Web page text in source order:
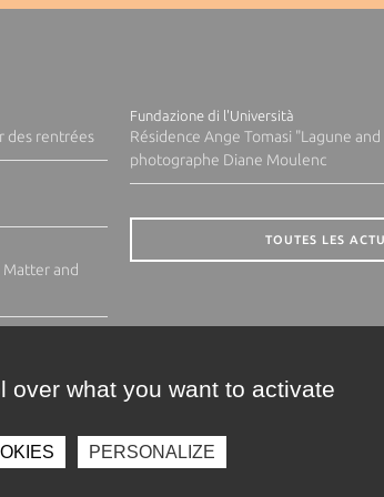
des rentrées
and
Fundazione di l'Università
Résidence Ange Tomasi "Lagune
photographe Diane Moulenc
TOUTES LES
what you want to activate
PERSONALIZE